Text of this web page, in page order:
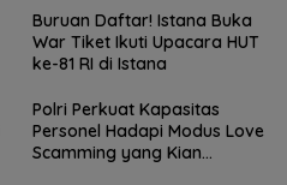
Buruan Daftar! Istana Buka
War Tiket Ikuti Upacara HUT
ke-81 RI di Istana
Polri Perkuat Kapasitas
Personel Hadapi Modus Love
Scamming yang Kian